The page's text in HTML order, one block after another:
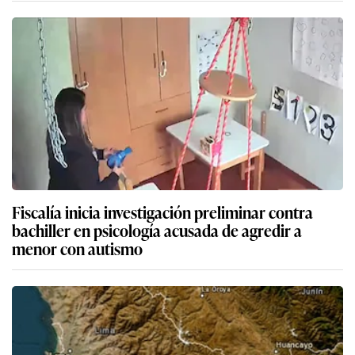
Fiscalía inicia investigación preliminar contra
bachiller en psicología acusada de agredir a
menor con autismo